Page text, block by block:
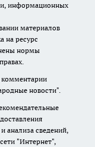
информационных
материалов
на ресурс
нормы
комментарии
новости".
анализа сведений,
"Интернет",